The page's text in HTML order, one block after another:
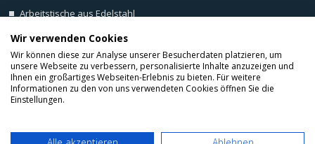
Arbeitstische aus Edelstahl
Wandborde, Wandregale aus Edelstahl
Cookie Hinweis/
Wir verwenden Cookies
Wir können diese zur Analyse unserer Besucherdaten platzieren, um
unsere Webseite zu verbessern, personalisierte Inhalte anzuzeigen und
Ihnen ein großartiges Webseiten-Erlebnis zu bieten. Für weitere
Informationen zu den von uns verwendeten Cookies öffnen Sie die
Einstellungen.